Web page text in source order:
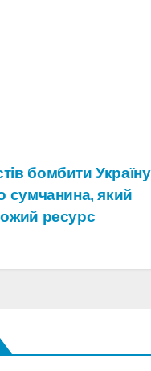
бомбити
сумчанина, який
ресурс